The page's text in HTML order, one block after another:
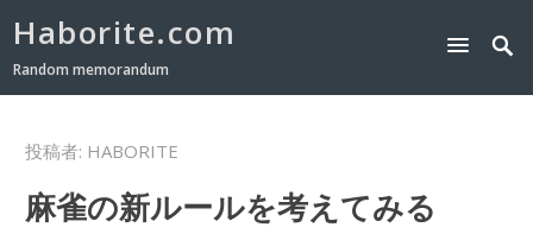
Haborite.com
Random memorandum
投稿者: HABORITE
麻雀の新ルールを考えてみる